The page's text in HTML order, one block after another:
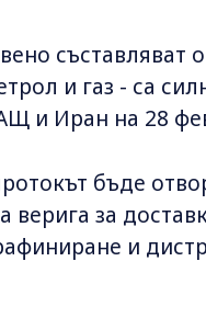
съставляват
и газ - са
и Иран на 28
бъде
за
и